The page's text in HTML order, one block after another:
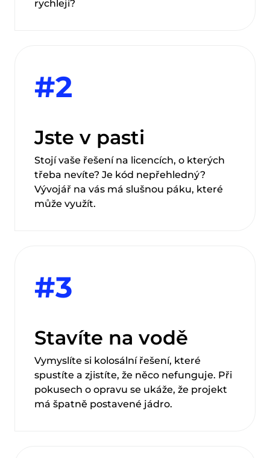
rychleji?
#2
Jste v pasti
Stojí vaše řešení na licencích, o kterých
třeba nevíte? Je kód nepřehledný?
Vývojář na vás má slušnou páku, které
může využít.
#3
Stavíte na vodě
Vymyslíte si kolosální řešení, které
spustíte a zjistíte, že něco nefunguje. Při
pokusech o opravu se ukáže, že projekt
má špatně postavené jádro.